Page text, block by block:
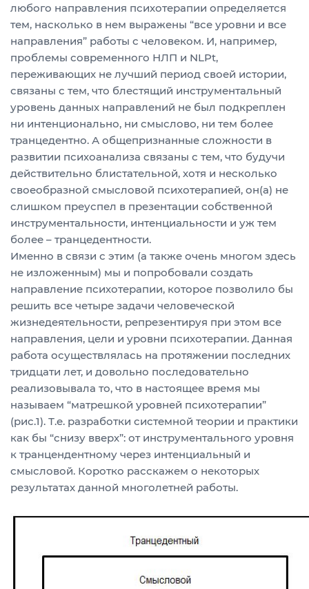
любого направления психотерапии определяется
тем, насколько в нем выражены “все уровни и все
направления” работы с человеком. И, например,
проблемы современного НЛП и NLPt,
переживающих не лучший период своей истории,
связаны с тем, что блестящий инструментальный
уровень данных направлений не был подкреплен
ни интенционально, ни смыслово, ни тем более
транцедентно. А общепризнанные сложности в
развитии психоанализа связаны с тем, что будучи
действительно блистательной, хотя и несколько
своеобразной смысловой психотерапией, он(а) не
слишком преуспел в презентации собственной
инструментальности, интенциальности и уж тем
более – транцедентности.
Именно в связи с этим (а также очень многом здесь
не изложенным) мы и попробовали создать
направление психотерапии, которое позволило бы
решить все четыре задачи человеческой
жизнедеятельности, репрезентируя при этом все
направления, цели и уровни психотерапии. Данная
работа осуществлялась на протяжении последних
тридцати лет, и довольно последовательно
реализовывала то, что в настоящее время мы
называем “матрешкой уровней психотерапии”
(рис.1). Т.е. разработки системной теории и практики
как бы “снизу вверх”: от инструментального уровня
к транцендентному через интенциальный и
смысловой. Коротко расскажем о некоторых
результатах данной многолетней работы.